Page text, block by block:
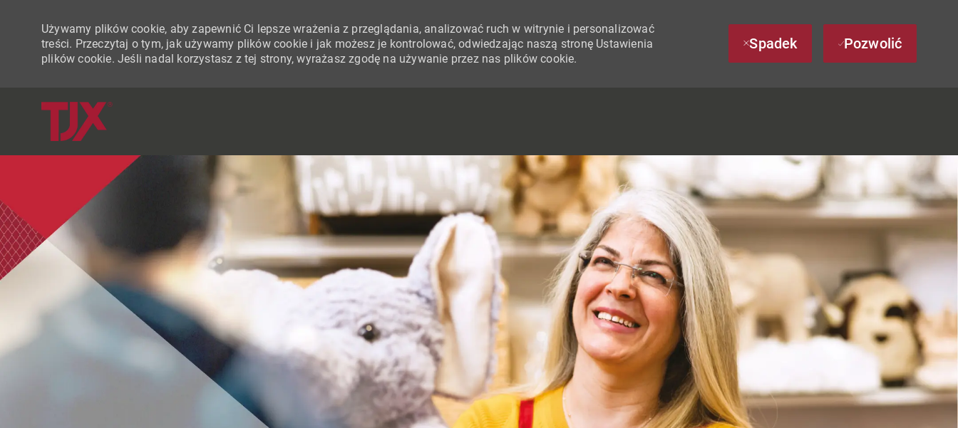
Używamy plików cookie, aby zapewnić Ci lepsze wrażenia z przeglądania, analizować ruch w witrynie i personalizować
treści. Przeczytaj o tym, jak używamy plików cookie i jak możesz je kontrolować, odwiedzając naszą stronę Ustawienia
plików cookie. Jeśli nadal korzystasz z tej strony, wyrażasz zgodę na używanie przez nas plików cookie.
Spadek Pozwolić